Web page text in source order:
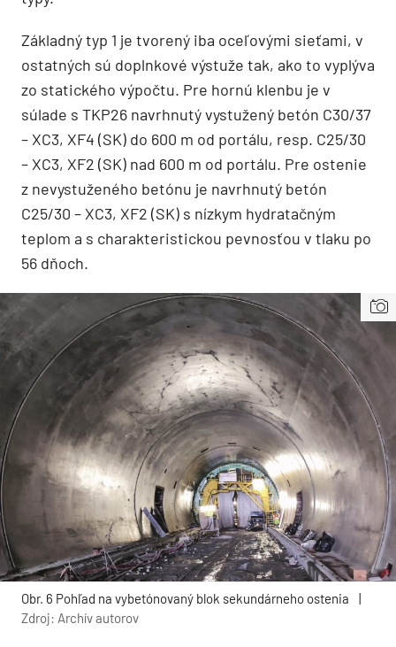
Základný typ 1 je tvorený iba oceľovými sieťami, v
ostatných sú doplnkové výstuže tak, ako to vyplýva
zo statického výpočtu. Pre hornú klenbu je v
súlade s TKP26 navrhnutý vystužený betón C30/37
– XC3, XF4 (SK) do 600 m od portálu, resp. C25/30
– XC3, XF2 (SK) nad 600 m od portálu. Pre ostenie
z nevystuženého betónu je navrhnutý betón
C25/30 – XC3, XF2 (SK) s nízkym hydratačným
teplom a s charakteristickou pevnosťou v tlaku po
56 dňoch.
Obr. 6 Pohľad na vybetónovaný blok sekundárneho ostenia
|
Zdroj: Archív autorov